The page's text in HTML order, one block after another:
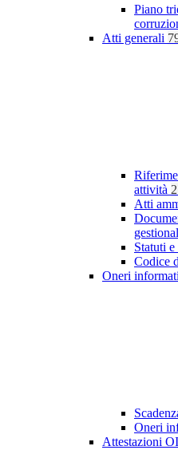
Piano
Atti generali
attività
Atti
Statuti
Codice
Oneri
Oneri
Attestazioni